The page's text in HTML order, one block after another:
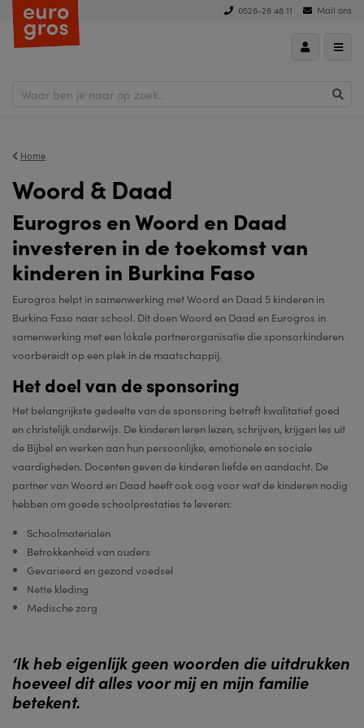
0528-26 48 11 Mail ons
Home
Woord & Daad
Eurogros en Woord en Daad
investeren in de toekomst van
kinderen in Burkina Faso
Eurogros helpt in samenwerking met Woord en Daad 5 kinderen in
Burkina Faso naar school. Dit doen Woord en Daad en Eurogros in
samenwerking met een lokale partnerorganisatie die sponsorkinderen
voorbereidt op een plek in de maatschappij.
Het doel van de sponsoring
Het belangrijkste gedeelte van de sponsoring betreft kwalitatief goed
en christelijk onderwijs. De kinderen leren lezen, schrijven, krijgen les uit
de Bijbel en werken aan hun persoonlijke, emotionele en sociale
vaardigheden. Docenten geven de kinderen liefde en aandacht. De
partner van Woord en Daad heeft ook oog voor wat de kinderen nodig
hebben om goede schoolprestaties te leveren:
Schoolmaterialen
Betrokkenheid van ouders
Gevarieerd en gezond voedsel
Nette kleding
Medische zorg
‘Ik heb eigenlijk geen woorden die uitdrukken
hoeveel dit alles voor mij en mijn familie
betekent.